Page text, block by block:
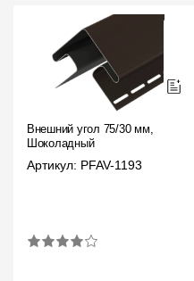
Внешний угол 75/30 мм,
Шоколадный
Артикул: PFAV-1193